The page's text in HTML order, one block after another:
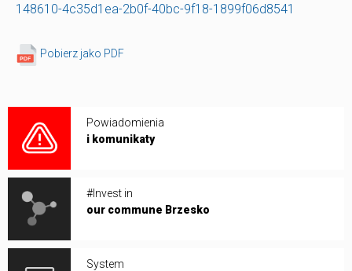
148610-4c35d1ea-2b0f-40bc-9f18-1899f06d8541
Pobierz jako PDF
Powiadomienia
i komunikaty
#Invest in
our commune Brzesko
System